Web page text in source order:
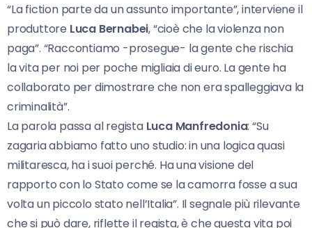
“La fiction parte da un assunto importante”, interviene il
produttore Luca Bernabei, “cioè che la violenza non
paga”. “Raccontiamo -prosegue- la gente che rischia
la vita per noi per poche migliaia di euro. La gente ha
collaborato per dimostrare che non era spalleggiava la
criminalità”.
La parola passa al regista Luca Manfredonia: “Su
zagaria abbiamo fatto uno studio: in una logica quasi
militaresca, ha i suoi perché. Ha una visione del
rapporto con lo Stato come se la camorra fosse a sua
volta un piccolo stato nell’Italia”. Il segnale più rilevante
che si può dare, riflette il regista, è che questa vita poi